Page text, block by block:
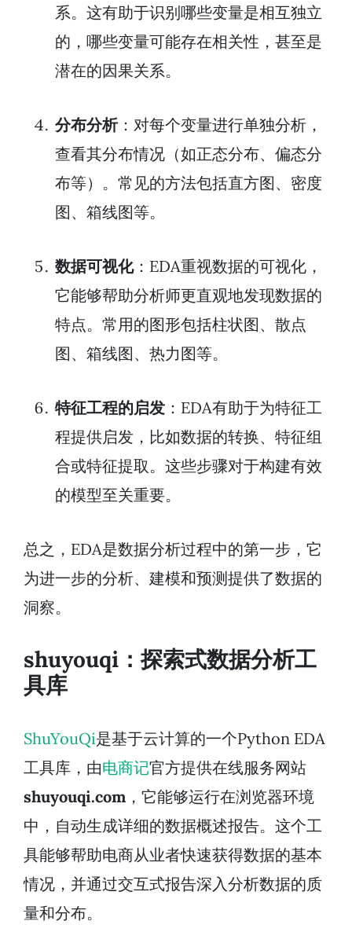
系。这有助于识别哪些变量是相互独立
的，哪些变量可能存在相关性，甚至是
潜在的因果关系。
分布分析：对每个变量进行单独分析，
查看其分布情况（如正态分布、偏态分
布等）。常见的方法包括直方图、密度
图、箱线图等。
数据可视化：EDA重视数据的可视化，
它能够帮助分析师更直观地发现数据的
特点。常用的图形包括柱状图、散点
图、箱线图、热力图等。
特征工程的启发 ：EDA有助于为特征工
程提供启发，比如数据的转换、特征组
合或特征提取。这些步骤对于构建有效
的模型至关重要。
总之，EDA是数据分析过程中的第一步，它
为进一步的分析、建模和预测提供了数据的
洞察。
shuyouqi：探索式数据分析工
具库
ShuYouQi是基于云计算的一个Python EDA
工具库，由电商记官方提供在线服务网站
shuyouqi.com ，它能够运行在浏览器环境
中，自动生成详细的数据概述报告。这个工
具能够帮助电商从业者快速获得数据的基本
情况，并通过交互式报告深入分析数据的质
量和分布。